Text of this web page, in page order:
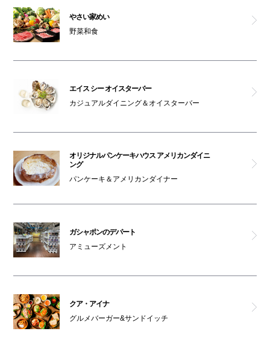
やさい家めい
野菜和食
エイス シー オイスターバー
カジュアルダイニング＆オイスターバー
オリジナルパンケーキハウス アメリカンダイニ
ング
パンケーキ＆アメリカンダイナー
ガシャポンのデパート
アミューズメント
クア・アイナ
グルメバーガー&サンドイッチ